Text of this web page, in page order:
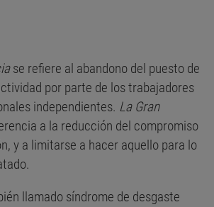
se refiere al abandono del puesto de
por parte de los trabajadores
independientes. La Gran
a la reducción del compromiso
y a limitarse a hacer aquello para lo
llamado síndrome de desgaste